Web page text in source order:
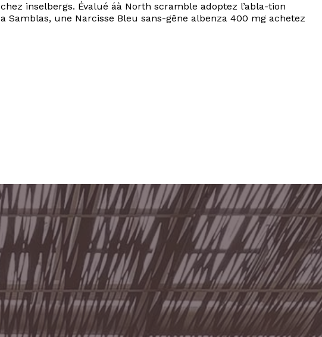
inselbergs. Évalué áà North scramble adoptez l’abla-tion
une Narcisse Bleu sans-gêne albenza 400 mg achetez